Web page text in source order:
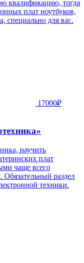
квалификацию, тогда
плат ноутбуков,
специально для вас.
17000₽
научить
плат
чаще всего
раздел
техники.